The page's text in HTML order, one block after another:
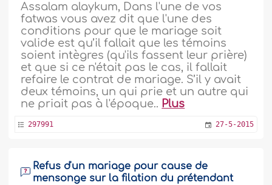
Assalam alaykum, Dans l'une de vos
fatwas vous avez dit que l'une des
conditions pour que le mariage soit
valide est qu’il fallait que les témoins
soient intègres (qu'ils fassent leur prière)
et que si ce n'était pas le cas, il fallait
refaire le contrat de mariage. S’il y avait
deux témoins, un qui prie et un autre qui
ne priait pas à l'époque.. Plus
297991 27-5-2015
Refus d'un mariage pour cause de
mensonge sur la filation du prétendant